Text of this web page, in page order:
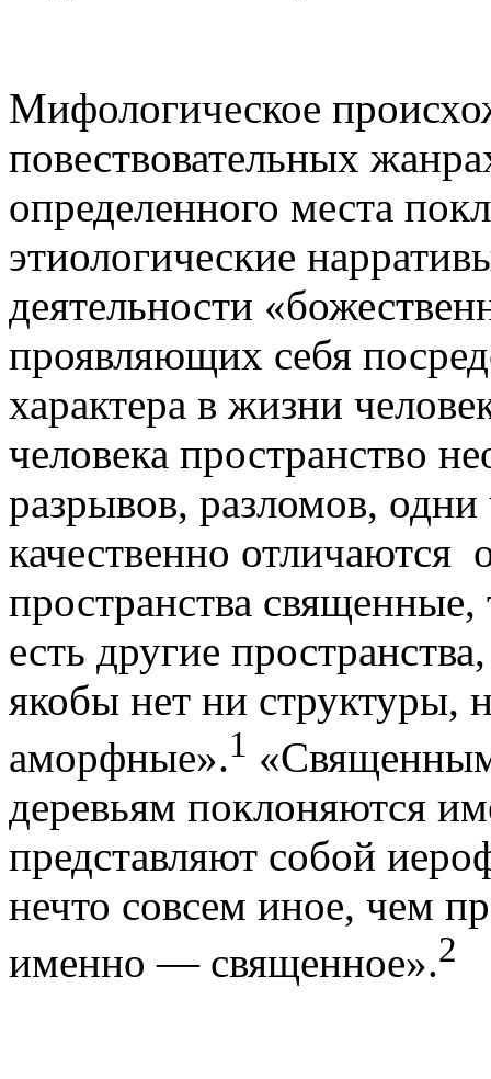
Мифологическое
повествовательных
определенного места
этиологические
деятельности
проявляющих себя
характера в жизни
человека пространство
разрывов, разломов, одни
качественно отличаются
пространства
есть другие
якобы нет ни структуры,
аморфные».1
деревьям поклоняются
представляют собой
нечто совсем иное, чем
именно — священное».2